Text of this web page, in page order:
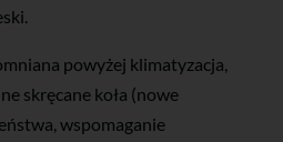
powyżej klimatyzacja,
skręcane koła (nowe
wspomaganie